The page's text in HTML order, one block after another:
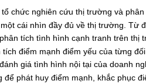
chức nghiên cứu thị trường và
cái nhìn đầy đủ về thị trường. Từ
tích tình hình cạnh tranh trên thị
tích điểm mạnh điểm yếu của từng
giá tình hình nội tại của doanh
để phát huy điểm mạnh, khắc phục